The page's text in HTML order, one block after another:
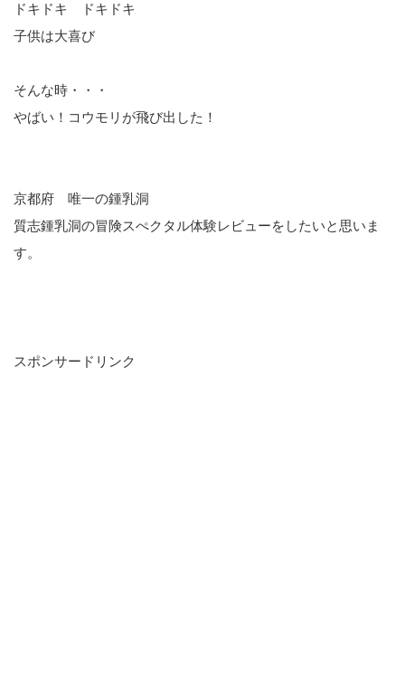
ドキドキ ドキドキ
子供は大喜び
そんな時・・・
やばい！コウモリが飛び出した！
京都府 唯一の鍾乳洞
質志鍾乳洞の冒険スぺクタル体験レビューをしたいと思いま
す。
スポンサードリンク